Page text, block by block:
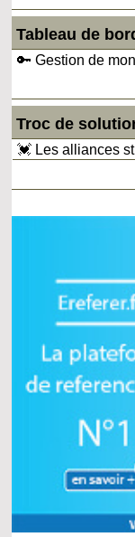
Tableau de
🔑 Gestion de
Troc de
💓 Les alliances